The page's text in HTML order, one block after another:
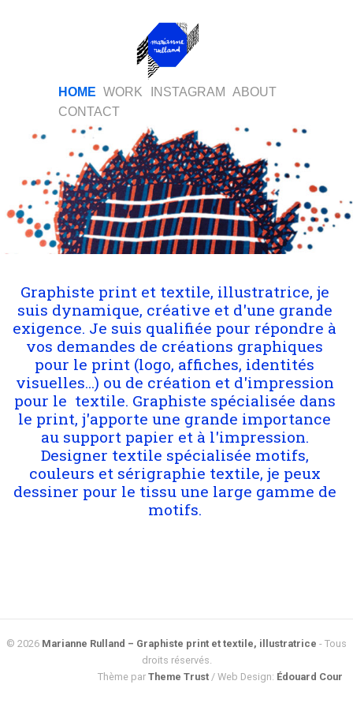
HOME WORK INSTAGRAM
ABOUT
CONTACT
Graphiste print et textile, illustratrice, je
suis dynamique, créative et d'une grande
exigence. Je suis qualifiée pour répondre à
vos demandes de créations graphiques
pour le print (logo, affiches, identités
visuelles...) ou de création et d'impression
pour le  textile. Graphiste spécialisée dans
le print, j'apporte une grande importance
au support papier et à l'impression.
Designer textile spécialisée motifs,
couleurs et sérigraphie textile, je peux
dessiner pour le tissu une large gamme de
motifs.
© 2026 Marianne Rulland – Graphiste print et textile, illustratrice - Tous
droits réservés.
Thème par Theme Trust/ Web Design: Édouard Cour